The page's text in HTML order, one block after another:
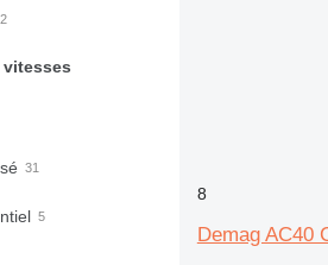
8
Demag AC40